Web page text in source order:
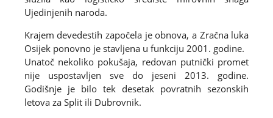
Ujedinjenih naroda.
Krajem devedestih započela je obnova, a Zračna luka
Osijek ponovno je stavljena u funkciju 2001. godine.
Unatoč nekoliko pokušaja, redovan putnički promet
nije uspostavljen sve do jeseni 2013. godine.
Godišnje je bilo tek desetak povratnih sezonskih
letova za Split ili Dubrovnik.